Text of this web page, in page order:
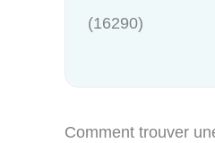
(16290)
Comment trouver